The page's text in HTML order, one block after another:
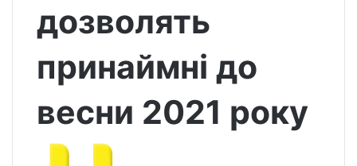
дозволять
принаймні до
весни 2021 року